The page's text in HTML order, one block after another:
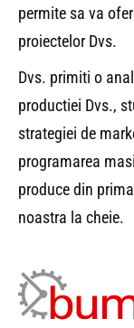
permite sa va
proiectelor Dvs.
Dvs. primiti o
productiei Dvs.,
strategiei de
programarea
produce din
noastra la cheie.